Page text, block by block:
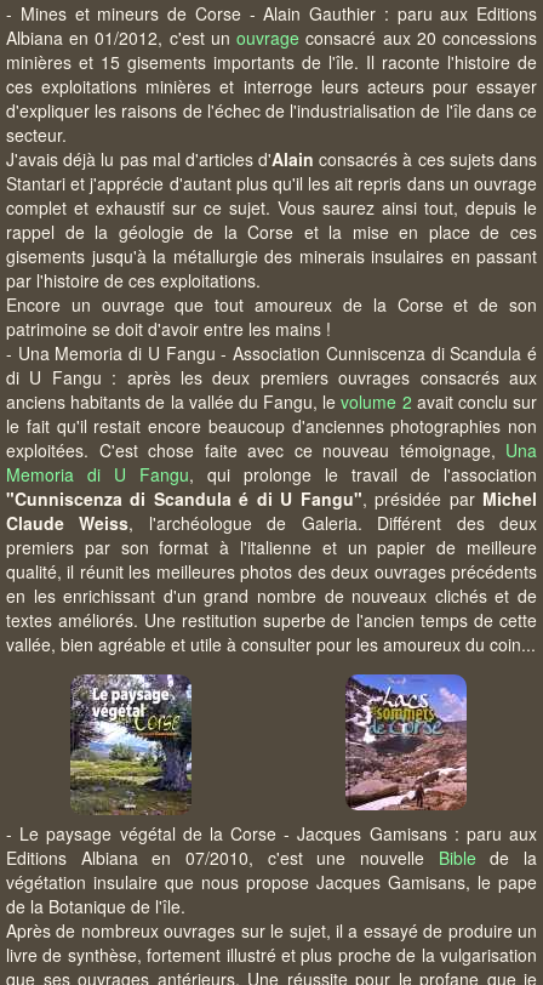
- Mines et mineurs de Corse - Alain Gauthier : paru aux Editions
Albiana en 01/2012, c'est unouvrage consacré aux 20 concessions
minières et 15 gisements importants de l'île. Il raconte l'histoire de
ces exploitations minières et interroge leurs acteurs pour essayer
d'expliquer les raisons de l'échec de l'industrialisation de l'île dans ce
secteur.
J'avais déjà lu pas mal d'articles d'Alain consacrés à ces sujets dans
Stantari et j'apprécie d'autant plus qu'il les ait repris dans un ouvrage
complet et exhaustif sur ce sujet. Vous saurez ainsi tout, depuis le
rappel de la géologie de la Corse et la mise en place de ces
gisements jusqu'à la métallurgie des minerais insulaires en passant
par l'histoire de ces exploitations.
Encore un ouvrage que tout amoureux de la Corse et de son
patrimoine se doit d'avoir entre les mains !
- Una Memoria di U Fangu - Association Cunniscenza di Scandula é
di U Fangu : après les deux premiers ouvrages consacrés aux
anciens habitants de la vallée du Fangu, levolume 2 avait conclu sur
le fait qu'il restait encore beaucoup d'anciennes photographies non
exploitées. C'est chose faite avec ce nouveau témoignage, Una
Memoria di U Fangu, qui prolonge le travail de l'association
"Cunniscenza di Scandula é di U Fangu", présidée par Michel
Claude Weiss, l'archéologue de Galeria. Différent des deux
premiers par son format à l'italienne et un papier de meilleure
qualité, il réunit les meilleures photos des deux ouvrages précédents
en les enrichissant d'un grand nombre de nouveaux clichés et de
textes améliorés. Une restitution superbe de l'ancien temps de cette
vallée, bien agréable et utile à consulter pour les amoureux du coin...
- Le paysage végétal de la Corse - Jacques Gamisans : paru aux
Editions Albiana en 07/2010, c'est une nouvelle Biblede la
végétation insulaire que nous propose Jacques Gamisans, le pape
de la Botanique de l'île.
Après de nombreux ouvrages sur le sujet, il a essayé de produire un
livre de synthèse, fortement illustré et plus proche de la vulgarisation
que ses ouvrages antérieurs. Une réussite pour le profane que je